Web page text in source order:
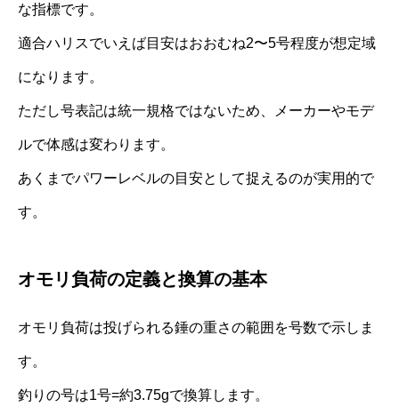
な指標です。
適合ハリスでいえば目安はおおむね2〜5号程度が想定域
になります。
ただし号表記は統一規格ではないため、メーカーやモデ
ルで体感は変わります。
あくまでパワーレベルの目安として捉えるのが実用的で
す。
オモリ負荷の定義と換算の基本
オモリ負荷は投げられる錘の重さの範囲を号数で示しま
す。
釣りの号は1号=約3.75gで換算します。